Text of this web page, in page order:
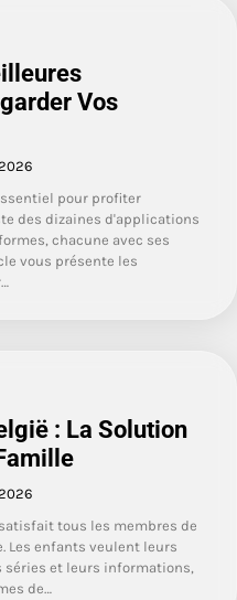
Vos
pour profiter
des dizaines d'applications
chacune avec ses
vous présente les
: La Solution
tous les membres de
Les enfants veulent leurs
et leurs informations,
de…